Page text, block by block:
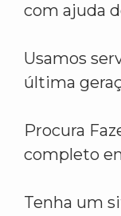
com ajuda
Usamos
última
Procura
completo
Tenha um